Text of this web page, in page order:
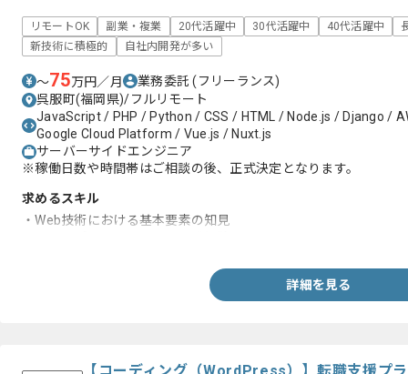
リモートOK 副業・複業 20代活躍中 30代活躍中 40代活躍中
新技術に積極的
自社内開発が多い
〜75万円／月 業務委託(フリーランス)
呉服町(福岡県)/フルリモート
JavaScript / PHP / Python / CSS / HTML / Node.js / Django /
Google Cloud Platform / Vue.js / Nuxt.js
サーバーサイドエンジニア
※稼働日数や時間帯はご相談の後、正式決定となります。
求めるスキル
・Web技術における基本要素の知見
詳細を見る